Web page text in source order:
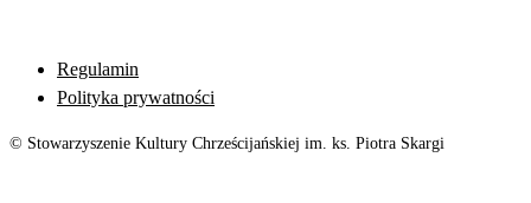
Regulamin
Polityka prywatności
© Stowarzyszenie Kultury Chrześcijańskiej im. ks. Piotra Skargi